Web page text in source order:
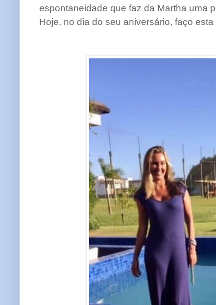
espontaneidade que faz da Martha uma
Hoje, no dia do seu aniversário, faço